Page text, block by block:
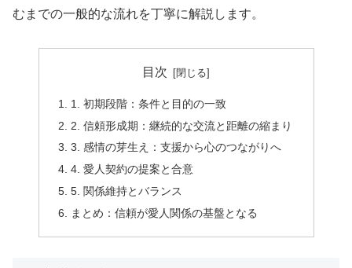
むまでの一般的な流れを丁寧に解説します。
目次
1. 初期段階：条件と目的の一致
2. 信頼形成期：継続的な交流と距離の縮まり
3. 感情の芽生え：支援から心のつながりへ
4. 愛人契約の提案と合意
5. 関係維持とバランス
まとめ：信頼が愛人関係の基盤となる